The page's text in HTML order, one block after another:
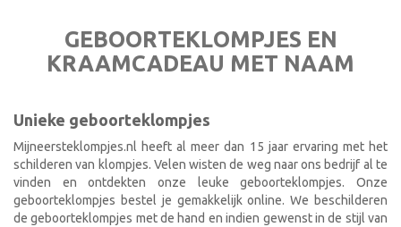
GEBOORTEKLOMPJES EN
KRAAMCADEAU MET NAAM
Unieke geboorteklompjes
Mijneersteklompjes.nl heeft al meer dan 15 jaar ervaring met het
schilderen van klompjes. Velen wisten de weg naar ons bedrijf al te
vinden en ontdekten onze leuke geboorteklompjes. Onze
geboorteklompjes bestel je gemakkelijk online. We beschilderen
de geboorteklompjes met de hand en indien gewenst in de stijl van